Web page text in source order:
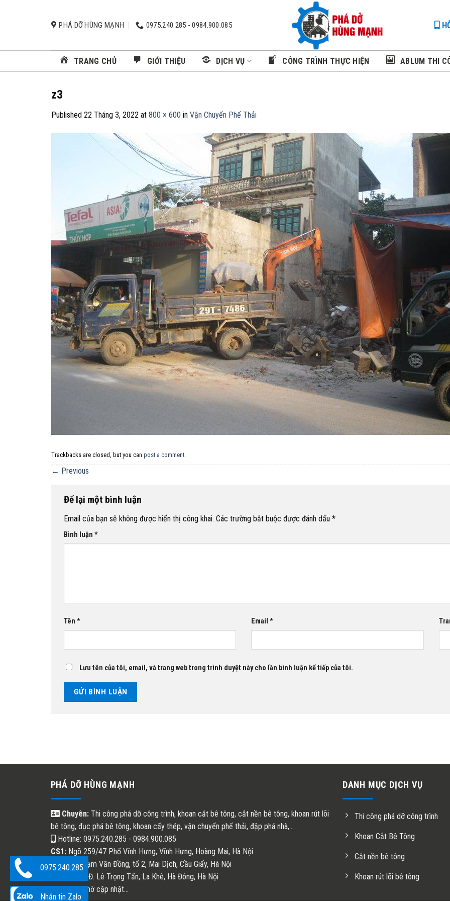
PHÁ DỠ HÙNG MẠNH 0975.240.285 - 0984.900.085
TRANG CHỦ GIỚI THIỆU DỊCH VỤ CÔNG TRÌNH THỰC HIỆN ABLUM THI
z3
Published 22 Tháng 3, 2022 at 800 × 600 in Vận Chuyển Phế Thải
Trackbacks are closed, but you can post a comment.
← Previous
Để lại một bình luận
Email của bạn sẽ không được hiển thị công khai. Các trường bắt buộc được đánh dấu *
Bình luận *
Tên * Email*
Lưu tên của tôi, email, và trang web trong trình duyệt này cho lần bình luận kế tiếp của tôi.
PHÁ DỠ HÙNG MẠNH
Chuyên:Thi công phá dỡ công trình, khoan cắt bê tông, cắt nền bê tông, khoan rút lõi
bê tông, đục phá bê tông, khoan cấy thép, vận chuyển phế thải, đập phá nhà,...
Hotline: 0975.240.285 - 0984.900.085
CS1:Ngõ 259/47 Phố Vĩnh Hưng, Vĩnh Hưng, Hoàng Mai, Hà Nội
CS2:89 Phạm Văn Đồng, tổ 2, Mai Dịch, Cầu Giấy, Hà Nội
: Số 68 Đ. Lê Trọng Tấn, La Khê, Hà Đông, Hà Nội
chờ cập nhật...
DANH MỤC DỊCH VỤ
Thi công phá dỡ công trình
Khoan Cắt Bê Tông
Cắt nền bê tông
Khoan rút lõi bê tông
0975.240.285
Nhắn tin Zalo